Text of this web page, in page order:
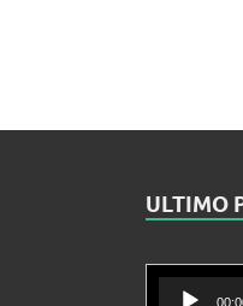
ULTIMO
Reproductor